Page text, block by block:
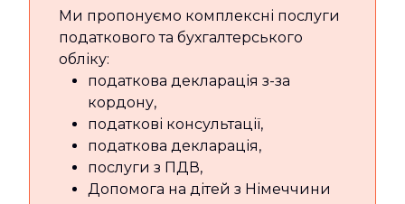
Ми пропонуємо комплексні послуги
податкового та бухгалтерського
обліку:
податкова декларація з-за
кордону,
податкові консультації,
податкова декларація,
послуги з ПДВ,
Допомога на дітей з Німеччини